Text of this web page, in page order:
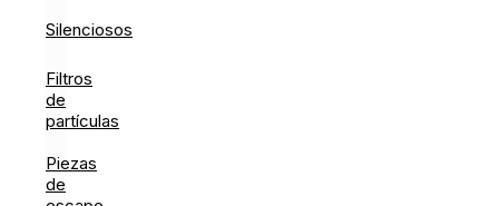
Silenciosos
Filtros
de
partículas
Piezas
de